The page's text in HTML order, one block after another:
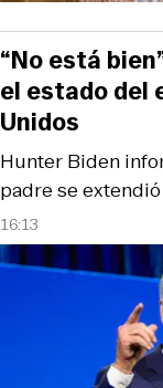
16:13
Hunter Biden
padre se
“No está
el estado del
Unidos